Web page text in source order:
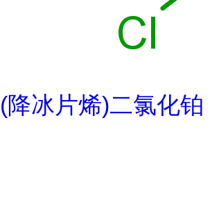
(降冰片烯)二氯化铂